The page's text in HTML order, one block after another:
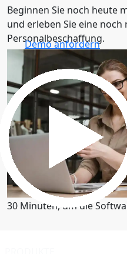
Beginnen Sie noch heute
und erleben Sie eine
Personalbeschaffung.
Demo anfordern
30 Minuten, um die
Demo anfordern
30 Minuten, um die